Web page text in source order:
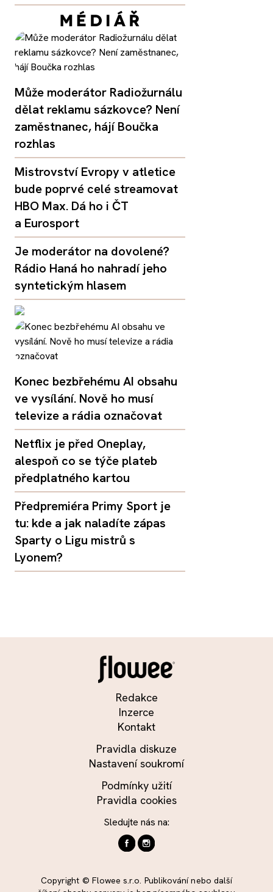
Může moderátor Radiožurnálu
dělat reklamu sázkovce? Není
zaměstnanec, hájí Boučka
rozhlas
Mistrovství Evropy v atletice
bude poprvé celé streamovat
HBO Max. Dá ho i ČT
a Eurosport
Je moderátor na dovolené?
Rádio Haná ho nahradí jeho
syntetickým hlasem
Konec bezbřehému AI obsahu
ve vysílání. Nově ho musí
televize a rádia označovat
Netflix je před Oneplay,
alespoň co se týče plateb
předplatného kartou
Předpremiéra Primy Sport je
tu: kde a jak naladíte zápas
Sparty o Ligu mistrů s
Lyonem?
Redakce
Inzerce
Kontakt
Pravidla diskuze
Nastavení soukromí
Podmínky užití
Pravidla cookies
Sledujte nás na:
Copyright © Flowee s.r.o. Publikování nebo další